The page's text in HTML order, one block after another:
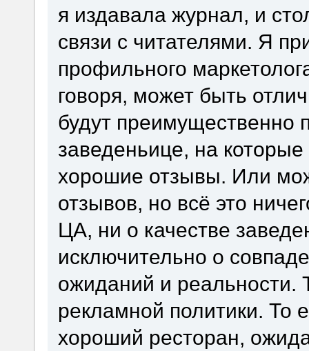
я издавала журнал, и
связи с читателями. Я
профильного
говоря, может быть
будут преимущественно
заведеньице, на
хорошие отзывы. Или
отзывов, но всё это
ЦА, ни о качестве
исключительно о
ожиданий и реальности.
рекламной политики. То
хороший ресторан,